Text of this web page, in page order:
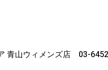
青山ウィメンズ店 03-